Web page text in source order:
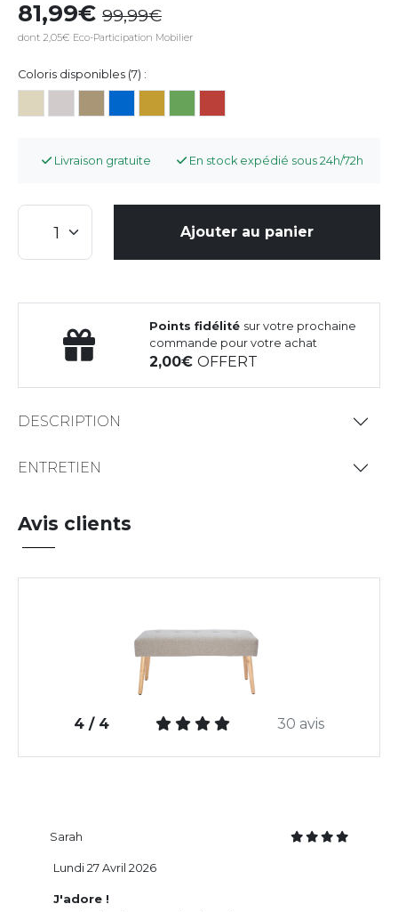
81,99 99,99
dont 2,05€ Eco-Participation Mobilier
Coloris disponibles (7) :
Livraison gratuite En stock expédié sous 24h/72h
Ajouter au panier
Points fidélité sur votre prochaine
commande pour votre achat
2,00OFFERT
DESCRIPTION
ENTRETIEN
Avis clients
4 / 4 30 avis
Sarah
J'adore !
Lundi 27 Avril 2026